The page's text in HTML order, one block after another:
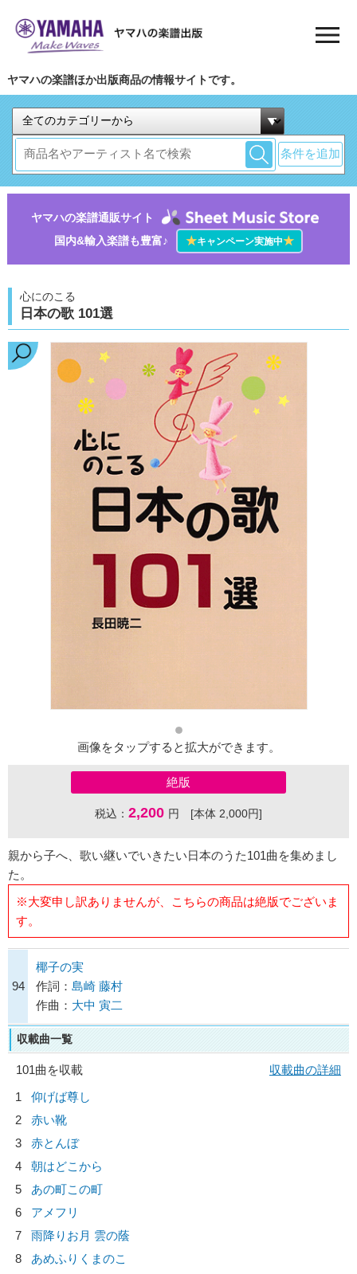
ヤマハの楽譜ほか出版商品の情報サイトです。
条件を追加
ヤマハの楽譜通販サイト
国内&輸入楽譜も豊富♪
★キャンペーン実施中★
心にのこる
日本の歌 101選
画像をタップすると拡大ができます。
絶版
税込： 2,200 円 [本体 2,000円]
親から子へ、歌い継いでいきたい日本のうた101曲を集めまし
た。
※大変申し訳ありませんが、こちらの商品は絶版でございま
す。
94
椰子の実
作詞： 島崎 藤村
作曲： 大中 寅二
収載曲一覧
101曲を収載
収載曲の詳細
1
仰げば尊し
2
赤い靴
3
赤とんぼ
4
朝はどこから
5
あの町この町
6
アメフリ
7
雨降りお月 雲の蔭
8
あめふりくまのこ